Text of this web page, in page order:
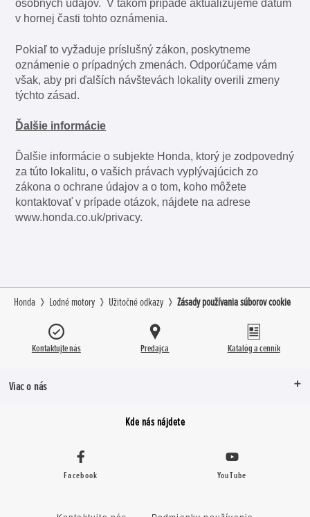
osobných údajov. V takom prípade aktualizujeme dátum
v hornej časti tohto oznámenia.
Pokiaľ to vyžaduje príslušný zákon, poskytneme
oznámenie o prípadných zmenách. Odporúčame vám
však, aby pri ďalších návštevách lokality overili zmeny
týchto zásad.
Ďalšie informácie
Ďalšie informácie o subjekte Honda, ktorý je zodpovedný
za túto lokalitu, o vašich právach vyplývajúcich zo
zákona o ochrane údajov a o tom, koho môžete
kontaktovať v prípade otázok, nájdete na adrese
www.honda.co.uk/privacy.
Honda Lodné motory Užitočné odkazy Zásady používania súborov cookie
Kontaktujte nás Predajca Katalóg a cenník
Viac o nás
Kde nás nájdete
Facebook YouTube